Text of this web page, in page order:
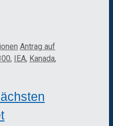
Schlagwörter
Antrag auf
, IEA, Kanada,